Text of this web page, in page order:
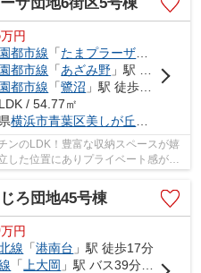
万円
都市線 「たまプラーザ
都市線 「あざみ野 」駅 徒歩25分
都市線 「鷺沼 」駅 徒歩30分
/ 54.77㎡
横浜市青葉区美しが丘
ンのLDK！豊富な収納スペースが嬉
した位置にありプライベート感があ
内、渋谷駅ま...
ろ団地45号棟
万円
線 「港南台 」駅 徒歩17分
「 上大岡 」駅 バス39分 「榎戸（横浜市）」 停歩7分